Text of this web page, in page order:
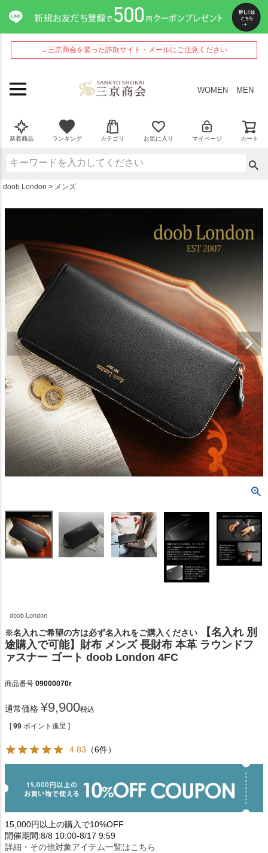
→三京商会を装った詐欺サイト・メールにご注意ください
WOMEN MEN
新着商品 ランキング カテゴリ お気に入り マイページ カート
doob London メンズ
doob London
※名入れご希望の方は必ず名入れをご購入ください
【名入れ 別
途購入で可能】財布 メンズ 長財布 本革 ラウンドフ
ァスナー ゴート doob London 4FC
商品番号 09000070r
通常価格 ¥9,900税込
[ 99 ポイント進呈 ]
4.83 （6件）
15,000円以上の購入で10%OFF
開催期間:8/8 10:00-8/17 9:59
詳細・その他対象アイテム一覧はこちら
ペー
ジト
ップ
へ